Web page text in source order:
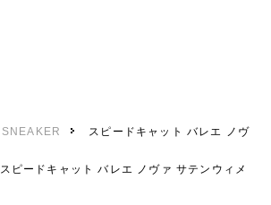
SNEAKER
スピードキャット バレエ ノヴ
スピードキャット バレエ ノヴァ サテンウィメ